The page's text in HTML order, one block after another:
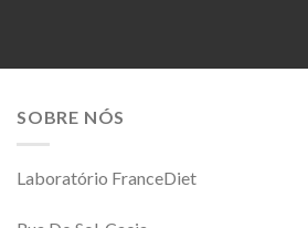
SOBRE NÓS
Laboratório FranceDiet